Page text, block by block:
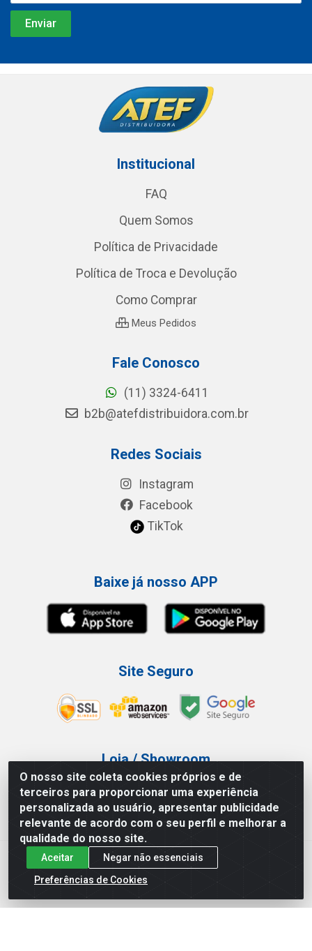
O nosso site coleta cookies próprios e de
terceiros para proporcionar uma experiência
personalizada ao usuário, apresentar publicidade
relevante de acordo com o seu perfil e melhorar a
qualidade do nosso site.
Aceitar
Negar não essenciais
Preferências de Cookies
Institucional
FAQ
Quem Somos
Política de Privacidade
Política de Troca e Devolução
Como Comprar
Meus Pedidos
Fale Conosco
(11) 3324-6411
b2b@atefdistribuidora.com.br
Redes Sociais
Instagram
Facebook
TikTok
Baixe já nosso APP
Site Seguro
Loja / Showroom
Tel.: (11) 3227-0546
Av Vautier, 587/597 - Pari - São Paulo/SP
Atef Distribuidora LTDA - Av. Vautier, 585/597 - Pari - São
Paulo/SP - CEP 03.032-000 - CNPJ 27.717.135/0001-29